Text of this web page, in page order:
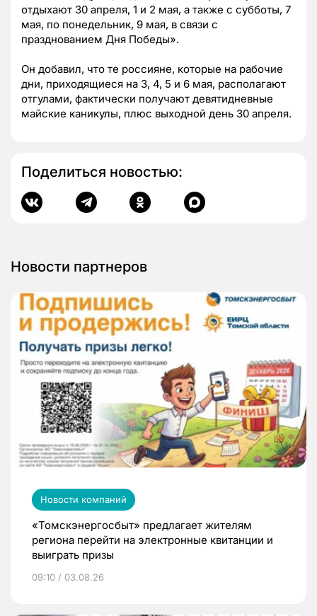
отдыхают 30 апреля, 1 и 2 мая, а также с субботы, 7
мая, по понедельник, 9 мая, в связи с
празднованием Дня Победы».
Он добавил, что те россияне, которые на рабочие
дни, приходящиеся на 3, 4, 5 и 6 мая, располагают
отгулами, фактически получают девятидневные
майские каникулы, плюс выходной день 30 апреля.
Поделиться новостью:
Новости партнеров
Новости компаний
«Томскэнергосбыт» предлагает жителям
региона перейти на электронные квитанции и
выиграть призы
09:10 / 03.08.26